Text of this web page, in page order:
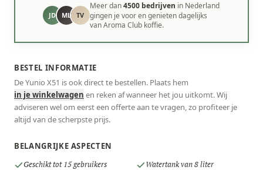
JD ML TV
Meer dan4500 bedrijven in Nederland
gingen je voor en genieten dagelijks
van Aroma Club koffie.
BESTEL INFORMATIE
De Yunio X51 is ook direct te bestellen. Plaats hem
in je winkelwagen en reken af wanneer het jou uitkomt. Wij
adviseren wel om eerst een offerte aan te vragen, zo profiteer je
altijd van de scherpste prijs.
BELANGRIJKE ASPECTEN
Geschikt tot 15 gebruikers
Watertank van 8 liter